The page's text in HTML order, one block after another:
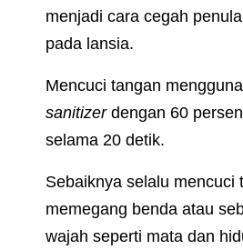
menjadi cara cegah
pada lansia.
Mencuci tangan
sanitizerdengan 60
selama 20 detik.
Sebaiknya selalu mencuci
memegang benda atau
wajah seperti mata dan